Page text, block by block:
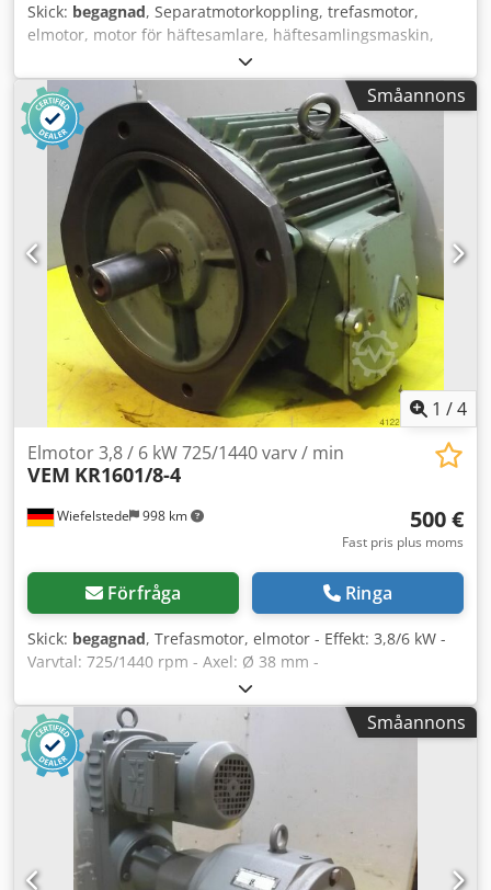
Skick: begagnad, Separatmotorkoppling, trefasmotor,
elmotor, motor för häftesamlare, häftesamlingsmaskin,
varvtalsstyrd, varvtalsreglerad, släpringslöpare,
släpringslöparmotor Cjdpfxjdc Ipkj Ah Seha -Effekt: 3,5–6
kW -Varvtal: 930–875 varv/min -Axel: Ø 38 mm -Byggform:
B3 -Skyddsklass: IP 44 -Mått: 610/270/H340 mm -Vikt: 91 kg
Småannons
1 /4
Wiefelstede 998 km
Elmotor 3,8 / 6 kW 725/1440 varv / min
VEM KR1601/8-4
500 €
Fast pris plus moms
Förfråga Ringa
Skick: begagnad, Trefasmotor, elmotor - Effekt: 3,8/6 kW -
Varvtal: 725/1440 rpm - Axel: Ø 38 mm -
Kapslingsutförande: B5 - Skyddsklass: IP 44 Cedpfsckd
Ehox Ah Seha - Pris: per styck - Antal: 1 st tillgänglig -
Dimensioner: 520/380/H360 mm - Vikt: 94 kg
Småannons